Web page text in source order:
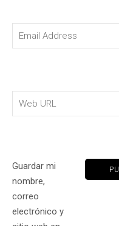
Guardar mi
nombre,
correo
electrónico y